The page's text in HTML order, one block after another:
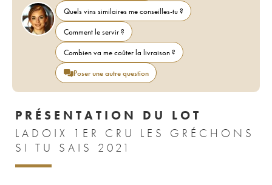
Quels vins similaires me conseilles-tu ?
Comment le servir ?
Combien va me coûter la livraison ?
Poser une autre question
PRÉSENTATION DU LOT
LADOIX 1ER CRU LES GRÉCHONS
SI TU SAIS 2021